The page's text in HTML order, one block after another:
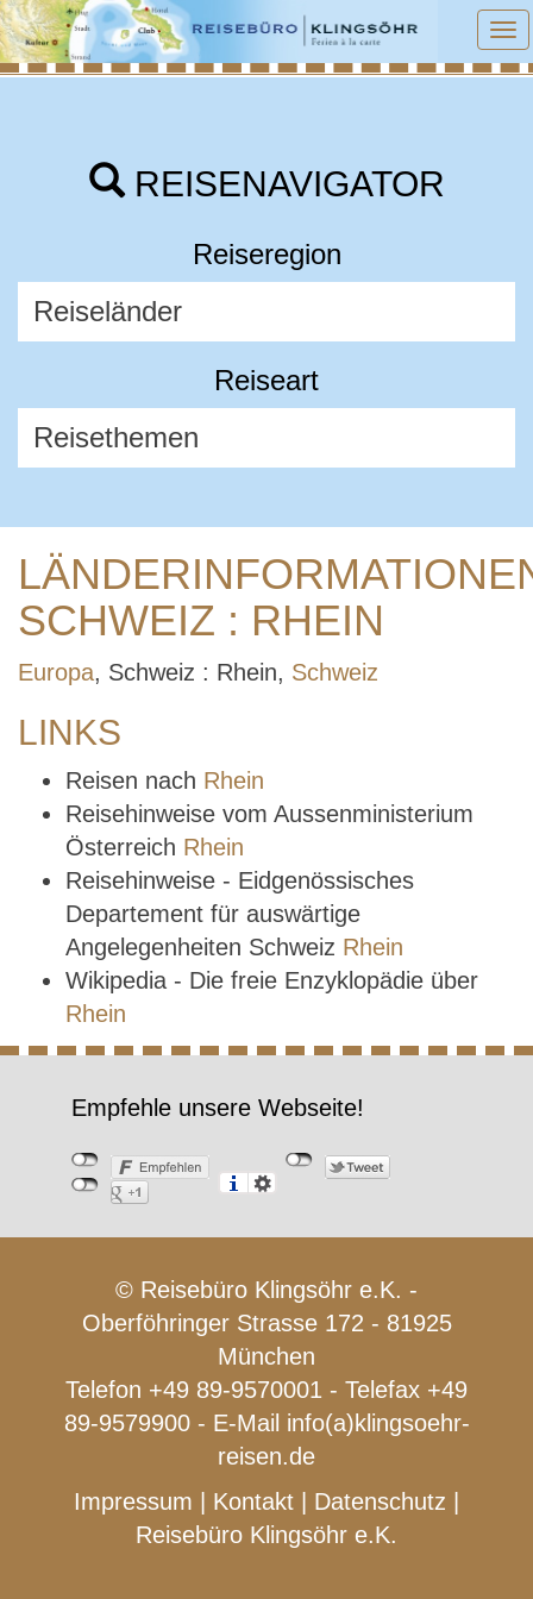
REISENAVIGATOR
Reiseregion
Reiseart
SCHWEIZ : RHEIN
Europa, Schweiz : Rhein, Schweiz
LINKS
Reisen nach Rhein
Reisehinweise vom Aussenministerium
Österreich Rhein
Reisehinweise - Eidgenössisches
Departement für auswärtige
Angelegenheiten Schweiz Rhein
Wikipedia - Die freie Enzyklopädie über
Rhein
Empfehle unsere Webseite!
© Reisebüro Klingsöhr e.K. -
Oberföhringer Strasse 172 - 81925
München
Telefon +49 89-9570001 - Telefax +49
89-9579900 - E-Mail info(a)klingsoehr-
reisen.de
Impressum
Kontakt Datenschutz
Reisebüro Klingsöhr e.K.